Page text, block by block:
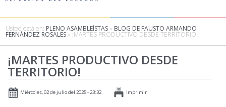
LEGISLAMOS
FISCALIZAMOS
TRANSPARENCIA
PRENSA
Usted está en: PLENO ASAMBLEÍSTAS » BLOG DE FAUSTO ARMANDO
FERNÁNDEZ ROSALES » ¡MARTES PRODUCTIVO DESDE TERRITORIO!
¡MARTES PRODUCTIVO DESDE
TERRITORIO!
Miércoles, 02 de julio del 2025 - 23:32 Imprimir